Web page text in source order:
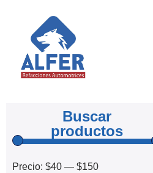
Buscar
productos
Precio: $40 — $150